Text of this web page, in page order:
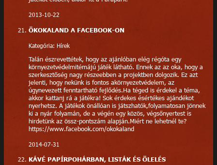
2013-10-22
ÖKOKALAND A FACEBOOK-ON
Kategória: Hírek
Talán észrevettétek, hogy az ajánlóban elég régóta egy
környezetvédelmitémájú játék látható. Ennek az az oka, hogy a
szerkesztőség nagy részeebben a projektben dolgozik. Ez azt
jelenti, hogy nekünk is fontos akörnyezetvédelem, az
úgynevezett fenntartható fejlődés.Ha téged is érdekel a téma,
akkor kattanj rá a játékra! Sok érdekes ésértékes ajándékot
nyerhetsz. A játékok önállóan is játszhatók,folyamatosan jönnek
ki a nyár folyamán, de a végén egy közös, végsőnyertest is
hirdetünk az össz-pontszám alapján.Miért ne lehetnél te?
https://www.facebook.com/okokaland
2014-07-31
KÁVÉ PAPÍRPOHÁRBAN, LISTÁK ÉS ÖLELÉS